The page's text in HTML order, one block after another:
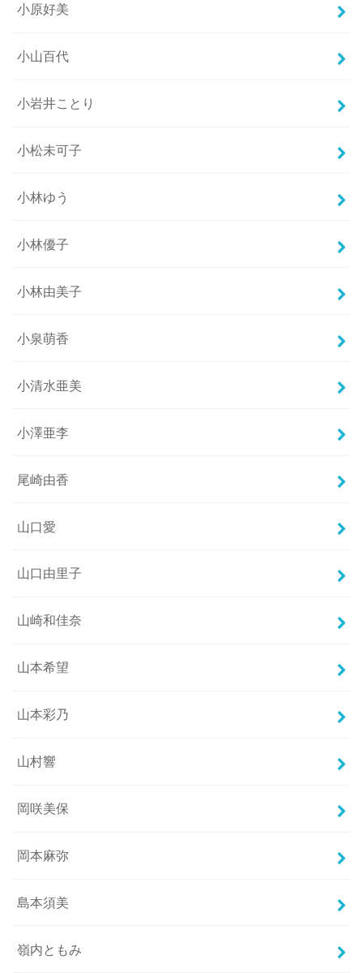
小原好美
小山百代
小岩井ことり
小松未可子
小林ゆう
小林優子
小林由美子
小泉萌香
小清水亜美
小澤亜李
尾崎由香
山口愛
山口由里子
山崎和佳奈
山本希望
山本彩乃
山村響
岡咲美保
岡本麻弥
島本須美
嶺内ともみ